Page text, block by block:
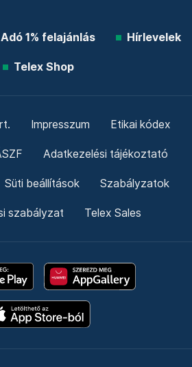
Adó 1% felajánlás Hírlevelek
Telex Shop
Impresszum Etikai kódex
Adatkezelési tájékoztató
Süti beállítások Szabályzatok
szabályzat Telex Sales